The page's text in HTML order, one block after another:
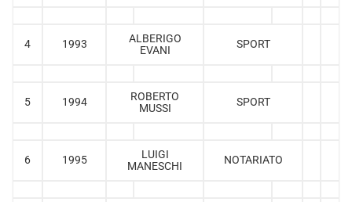
4 1993
ALBERIGO
EVANI
SPORT
5 1994
ROBERTO
MUSSI
SPORT
6 1995
LUIGI
MANESCHI
NOTARIATO